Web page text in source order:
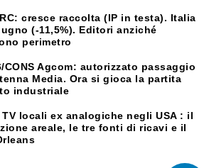
cresce raccolta (IP in testa). Italia
(-11,5%). Editori anziché
perimetro
CONS Agcom: autorizzato passaggio
Media. Ora si gioca la partita
industriale
locali ex analogiche negli USA : il
areale, le tre fonti di ricavi e il